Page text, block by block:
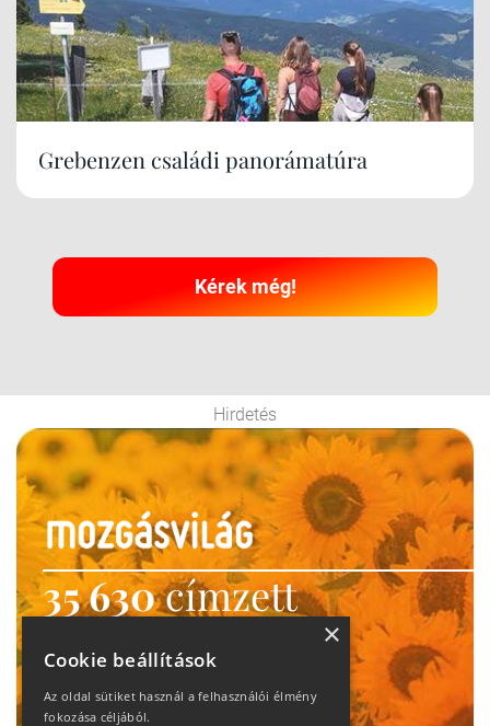
Grebenzen családi panorámatúra
Kérek még!
Hirdetés
35 630címzett
heti motiváció
Ne maradj le!
×
Cookie beállítások
Az oldal sütiket használ a felhasználói élmény
fokozása céljából.